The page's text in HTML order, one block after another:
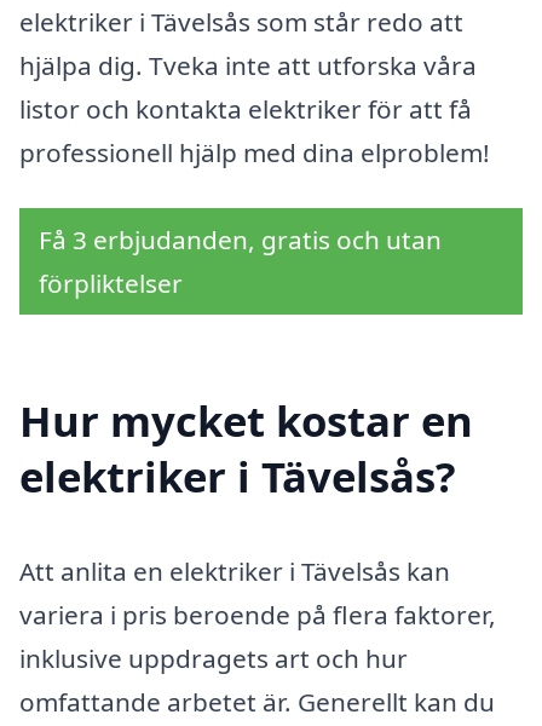
elektriker i Tävelsås som står redo att
hjälpa dig. Tveka inte att utforska våra
listor och kontakta elektriker för att få
professionell hjälp med dina elproblem!
Få 3 erbjudanden, gratis och utan
förpliktelser
Hur mycket kostar en
elektriker i Tävelsås?
Att anlita en elektriker i Tävelsås kan
variera i pris beroende på flera faktorer,
inklusive uppdragets art och hur
omfattande arbetet är. Generellt kan du